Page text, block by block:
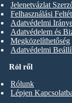
Ról ről
Rólunk
Lépjen
Jelenetvázlat
Felhasználási
Adatvédelmi
Adatvédelem és
Megközelíthetőség
Adatvédelmi